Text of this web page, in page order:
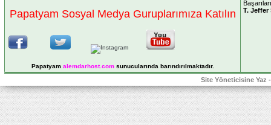
Papatyam Sosyal Medya Guruplarımıza Katılın
Papatyam alemdarhost.comsunucularında barındırılmaktadır.
T. Jeffer
Site Yöneticisine Yaz